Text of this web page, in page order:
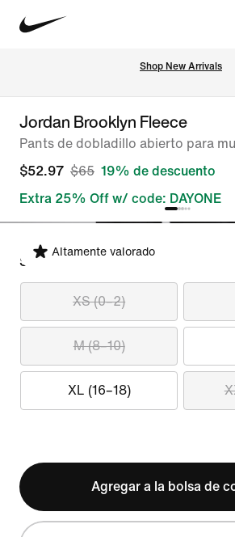
Shop New Arrivals
Jordan Brooklyn Fleece
Pants de dobladillo abierto para
$52.97 $65 19% de descuento
Extra 25% Off w/ code: DAYONE
Altamente valorado
Selecciona tu talla
XS (0–2)
M (8–10)
XL (16–18)
Agregar a la bolsa de